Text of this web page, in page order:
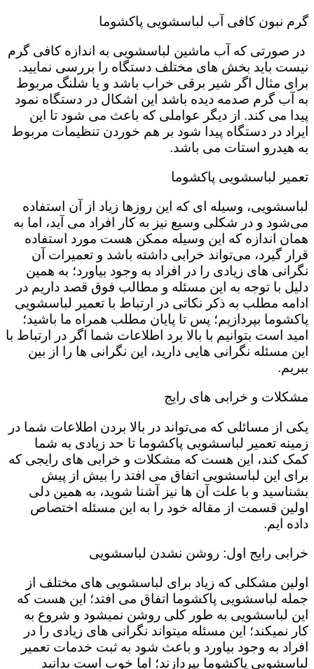
گرم نبون کافی آب لباسشویی پاکشوما
در صورتی که آب ماشین لباسشویی به اندازه کافی گرم
نیست باید بخش های مختلف دستگاه را بررسی نمایید.
برای مثال اگر شیر برقی خراب باشد و یا شلنگ مربوط
به آب گرم صدمه دیده باشد این اشکال در دستگاه نمود
پیدا می کند. از دیگر عواملی که باعث می شود تا این
ایراد در دستگاه پیدا شود بر هم خوردن تنظیمات مربوط
به هیدرو استات می باشد.
تعمیر لباسشویی پاکشوما
لباسشویی، وسیله ای که این روزها زیاد از آن استفاده
می‌شود و در شکلی وسیع نیز به کار افراد می آید، اما به
همان اندازه که این وسیله ممکن هست مورد استفاده
قرار گیرد، می‌تواند خرابی داشته باشد و تعمیرات آن
نگرانی های زیادی را در افراد به وجود بیاورد؛ به همین
دلیل با توجه به این مسئله و مطالب فوق قصد داریم در
ادامه مطلب به ذکر نکاتی در ارتباط با تعمیر لباسشویی
پاکشوما بپردازیم؛ پس تا پایان مطلب همراه ما باشید؛
امید است بتوانیم با بالا برد اطلاعات شما اگر در ارتباط با
این مسئله نگرانی هایی دارید، این نگرانی ها را از بین
ببریم.
مشکلات و خرابی های رایج
یکی از مسائلی که می‌تواند در بالا بردن اطلاعات شما در
زمینه تعمیر لباسشویی پاکشوما تا حد زیادی به شما
کمک کند، این هست که مشکلات و خرابی های رایجی که
برای این لباسشویی اتفاق می افتد را بیش از پیش
بشناسید و با علت آن ها نیز آشنا شوید، به همین دلی
اولین قسمت از مقاله خود را به این مسئله اختصاص
داده ایم.
خرابی رایج اول: روشن نشدن لباسشویی
اولین مشکلی که زیاد برای لباسشویی های مختلف از
جمله لباسشویی پاکشوما اتفاق می افتد؛ این هست که
این لباسشویی به طور کلی روشن نمیشود و شروع به
کار نمیکند؛ این مسئله میتواند نگرانی های زیادی را در
افراد به وجود بیاورد و باعث شود به ثبت خدمات تعمیر
لباسشویی پاکشوما بپردازند؛ اما خوب است بدانید